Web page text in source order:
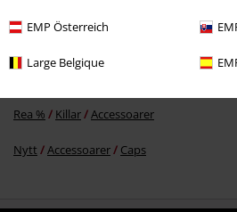
EMP Österreich
Large Belgique
Skicka kommentar
Rea % Killar Accessoarer
Nytt Accessoarer Caps